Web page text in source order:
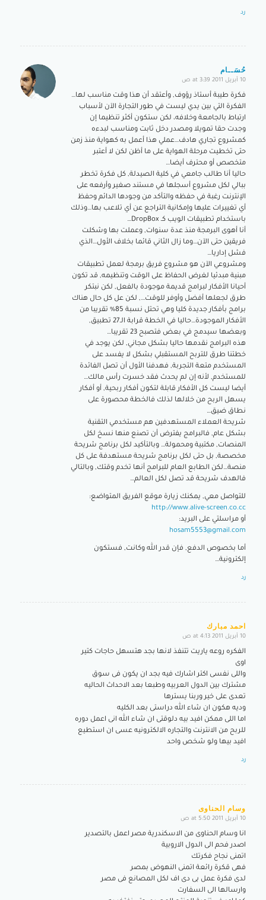
رد
حُسَــام
says:
10 أبريل 2011 at 3:39 ص
فكرة طيبة أستاذ رؤوف, وأعتقد أن هذا وقت مناسب لها…
الفكرة التي بين يدي ليست في طور التجارة الآن لأسباب
ارتباط بالجامعة وخلافه، لكن ستكون أكثر تنظيما إن
وجدت حقا تمويلا ومصدر دخل ثابت ومناسب لبدءه
كمشروع تجاري هادف…عملي هذا أعمل به كهواية منذ زمن
حتى تخطيت مرحلة الهواية على ما أظن لكن لا أعتبر
متخصص أو محترف أيضا…
حاليا أنا طالب جامعي في كلية الصيدلة, كل فكرة تخطر
ببالي لكل مشروع أسجلها في مستند صغير وأرفعه على
الإنترنت رغبة في حفظه والتأكد من وجودها الدائم وحفظ
أي تغييرات عليها وإمكانية التراجع عن أي تلاعب بها…وذلك
باستخدام تطبيقات الويب كـ DropBox…
أنا أهوى البرمجة منذ عدة سنوات, وعملت بها وشكلت
فريقين حتى الآن…وما زال الثاني قائما بخلاف الأول…الذي
فشل إداريا…
ومشروعي الآن هو مشروع فريق برمجة لعمل تطبيقات
مبنية مبدئيا لغرض الحفاظ على الوقت وتنظيمه, قد تكون
أحيانا الأفكار لبرامج قديمة موجودة بالفعل, لكن نبتكر
طرق لجعلها أفضل وأوفر للوقت…, لكن عل كل حال هناك
برامج بأفكار جديدة كليا وهي تحتل نسبة 85% تقريبا من
الأفكار الموجودة…حاليا في الخطة قرابة الـ27 تطبيق,
وبعضها سيدمج في بعض فتصبح 23 تقريبا…
هذه البرامج نقدمها حاليا بشكل مجاني, لكن يوجد في
خطتنا طرق للتربح المستقبلي بشكل لا يفسد على
المستخدم متعة التجربة, فهدفنا الأول أن تصل الفائدة
للمستخدم, لأنه إن لم يحدث فقد خسرت رأس مالك…
أيضا ليست كل الأفكار قابلة لتكون أفكار ربحية, أو أفكار
يسهل الربح من خلالها لذلك فالخطة محصورة على
نطاق ضيق…
شريحة العملاء المستهدفين هم مستخدمي التقنية
بشكل عام, فالبرامج يفترض أن تصنع منها نسخ لكل
المنصات, مكتبية ومحمولة… وبالتأكيد لكل برنامج شريحة
مخصصة, بل حتى لكل برنامج شريحة مستهدفة على كل
منصة…لكن الطابع العام للبرامج أنها تخدم وقتك, وبالتالي
فالهدف شريحة قد تصل لكل العالم…
للتواصل معي, يمكنك زيارة موقع الفريق المتواضع:
http://www.alive-screen.co.cc
أو مراسلتي على البريد:
hosam5553@gmail.com
أما بخصوص الدفع, فإن قدر الله وكانت, فستكون
إلكترونية…
رد
احمد مبارك
says:
10 أبريل 2011 at 4:13 ص
الفكره روعه ياريت تتنفذ لانها بجد هتسهل حاجات كتير
اوى
واللى نفسى اكتر اشارك فيه بجد ان يكون فى سوق
مشترك بين الدول العربيه وطبعا بعد الاحداث الحاليه
تعدى على خير وربنا يسترها
وديه هكون ان شاء الله دراستى بعد الكليه
اما اللى ممكن افيد بيه دلوقتى ان شاء الله انى اعمل دوره
للربح من الانترنت والتجاره الالكترونيه عسى ان استطيع
افيد بيها ولو شخص واحد
رد
وسام الحناوى
says:
10 أبريل 2011 at 5:50 ص
انا وسام الحناوى من الاسكندرية مصر اعمل بالتصدير
اصدر فحم الى الدول الاروبية
اتمنى نجاح فكرتك
فهى قكرة رائعة اتمنى النهوض بمصر
لدى فكرة عمل بى دى اف لكل المصانع فى مصر
وارسالها الى السفارت